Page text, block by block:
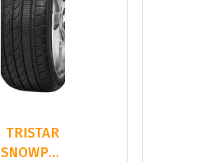
TRISTAR
SNOWPOWER2